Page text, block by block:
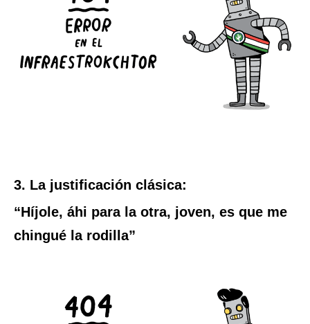
3. La justificación clásica:
“Híjole, áhi para la otra, joven, es que me
chingué la rodilla”